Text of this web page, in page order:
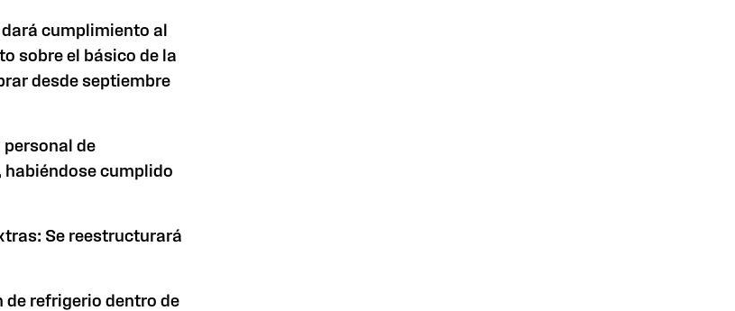
dará cumplimiento al
sobre el básico de la
desde septiembre
personal de
cumplido
Se reestructurará
de refrigerio dentro de